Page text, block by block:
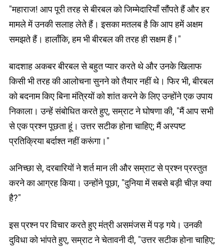
"महाराज! आप पूरी तरह से बीरबल को जिम्मेदारियाँ सौंपते हैं और हर
मामले में उनकी सलाह लेते हैं। इसका मतलब है कि आप हमें अक्षम
समझते हैं। हालाँकि, हम भी बीरबल की तरह ही सक्षम हैं।"
बादशाह अकबर बीरबल से बहुत प्यार करते थे और उनके खिलाफ
किसी भी तरह की आलोचना सुनने को तैयार नहीं थे। फिर भी, बीरबल
को बदनाम किए बिना मंत्रियों को शांत करने के लिए उन्होंने एक उपाय
निकाला। उन्हें संबोधित करते हुए, सम्राट ने घोषणा की, "मैं आप सभी
से एक प्रश्न पूछता हूं। उत्तर सटीक होना चाहिए; मैं अस्पष्ट
प्रतिक्रिया बर्दाश्त नहीं करूंगा।"
अनिच्छा से, दरबारियों ने शर्त मान ली और सम्राट से प्रश्न प्रस्तुत
करने का आग्रह किया। उन्होंने पूछा, "दुनिया में सबसे बड़ी चीज़ क्या
है?"
इस प्रश्न पर विचार करते हुए मंत्री असमंजस में पड़ गये। उनकी
दुविधा को भांपते हुए, सम्राट ने चेतावनी दी, "उत्तर सटीक होना चाहिए;